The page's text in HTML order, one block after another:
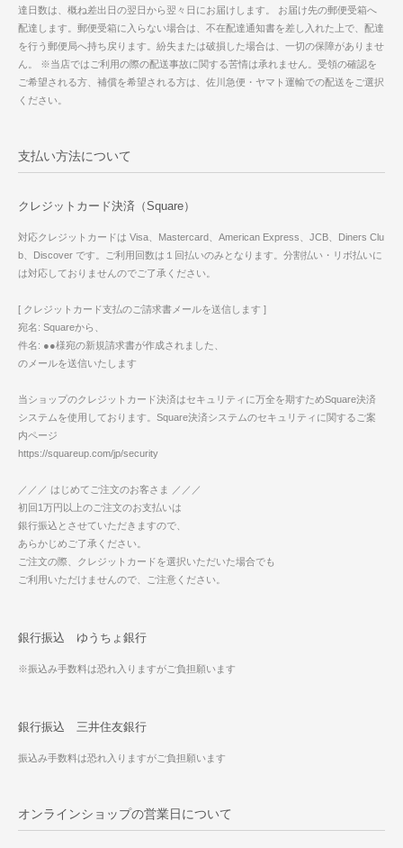
達日数は、概ね差出日の翌日から翌々日にお届けします。 お届け先の郵便受箱へ
配達します。郵便受箱に入らない場合は、不在配達通知書を差し入れた上で、配達
を行う郵便局へ持ち戻ります。紛失または破損した場合は、一切の保障がありませ
ん。 ※当店ではご利用の際の配送事故に関する苦情は承れません。受領の確認を
ご希望される方、補償を希望される方は、佐川急便・ヤマト運輸での配送をご選択
ください。
支払い方法について
クレジットカード決済（Square）
対応クレジットカードは Visa、Mastercard、American Express、JCB、Diners Clu
b、Discover です。ご利用回数は１回払いのみとなります。分割払い・リボ払いに
は対応しておりませんのでご了承ください。
[ クレジットカード支払のご請求書メールを送信します ]
宛名: Squareから、
件名: ●●様宛の新規請求書が作成されました、
のメールを送信いたします
当ショップのクレジットカード決済はセキュリティに万全を期すためSquare決済
システムを使用しております。Square決済システムのセキュリティに関するご案
内ページ
https://squareup.com/jp/security
／／／ はじめてご注文のお客さま ／／／
初回1万円以上のご注文のお支払いは
銀行振込とさせていただきますので、
あらかじめご了承ください。
ご注文の際、クレジットカードを選択いただいた場合でも
ご利用いただけませんので、ご注意ください。
銀行振込 ゆうちょ銀行
※振込み手数料は恐れ入りますがご負担願います
銀行振込 三井住友銀行
振込み手数料は恐れ入りますがご負担願います
オンラインショップの営業日について